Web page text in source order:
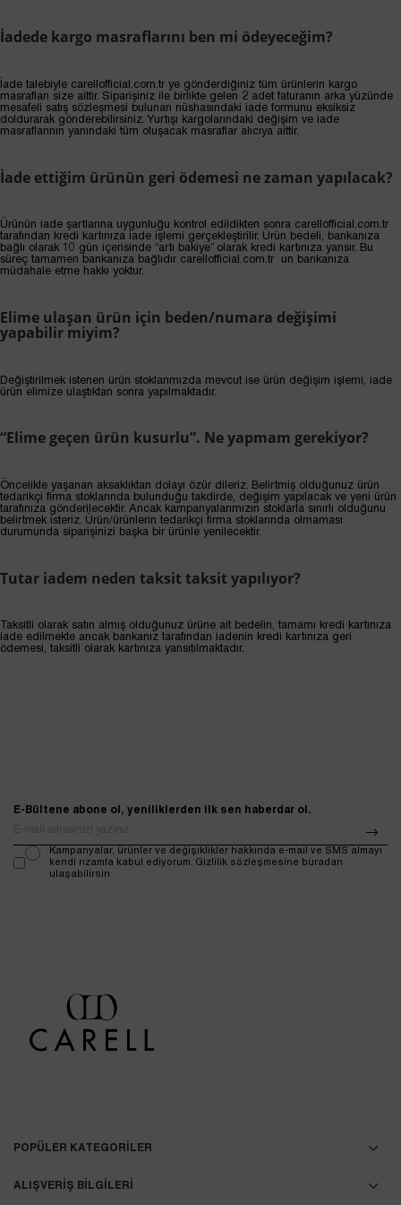
İadede kargo masraflarını ben mi ödeyeceğim?
İade talebiyle carellofficial.com.tr ye gönderdiğiniz tüm ürünlerin kargo
masrafları size aittir. Siparişiniz ile birlikte gelen 2 adet faturanın arka yüzünde
mesafeli satış sözleşmesi bulunan nüshasındaki iade formunu eksiksiz
doldurarak gönderebilirsiniz. Yurtışı kargolarındaki değişim ve iade
masraflarının yanındaki tüm oluşacak masraflar alıcıya aittir.
İade ettiğim ürünün geri ödemesi ne zaman yapılacak?
Ürünün iade şartlarına uygunluğu kontrol edildikten sonra carellofficial.com.tr
tarafından kredi kartınıza iade işlemi gerçekleştirilir. Ürün bedeli, bankanıza
bağlı olarak 10 gün içerisinde “artı bakiye” olarak kredi kartınıza yansır. Bu
süreç tamamen bankanıza bağlıdır carellofficial.com.tr un bankanıza
müdahale etme hakkı yoktur.
Elime ulaşan ürün için beden/numara değişimi
yapabilir miyim?
Değiştirilmek istenen ürün stoklarımızda mevcut ise ürün değişim işlemi, iade
ürün elimize ulaştıktan sonra yapılmaktadır.
“Elime geçen ürün kusurlu”. Ne yapmam gerekiyor?
Öncelikle yaşanan aksaklıktan dolayı özür dileriz. Belirtmiş olduğunuz ürün
tedarikçi firma stoklarında bulunduğu takdirde, değişim yapılacak ve yeni ürün
tarafınıza gönderilecektir. Ancak kampanyalarımızın stoklarla sınırlı olduğunu
belirtmek isteriz. Ürün/ürünlerin tedarikçi firma stoklarında olmaması
durumunda siparişinizi başka bir ürünle yenilecektir.
Tutar iadem neden taksit taksit yapılıyor?
Taksitli olarak satın almış olduğunuz ürüne ait bedelin, tamamı kredi kartınıza
iade edilmekte ancak bankanız tarafından iadenin kredi kartınıza geri
ödemesi, taksitli olarak kartınıza yansıtılmaktadır.
E-Bültene abone ol, yeniliklerden ilk sen haberdar ol.
Kampanyalar, ürünler ve değişiklikler hakkında e-mail ve SMS almayı
kendi rızamla kabul ediyorum. Gizlilik sözleşmesine buradan
ulaşabilirsin
POPÜLER KATEGORİLER
ALIŞVERİŞ BİLGİLERİ